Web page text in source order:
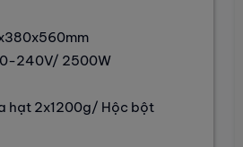
240V/ 2500W
hạt 2x1200g/ Hộc bột